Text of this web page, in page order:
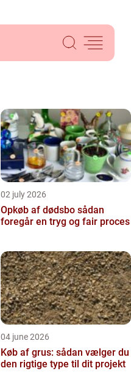
02 july 2026
Opkøb af dødsbo sådan
foregår en tryg og fair proces
04 june 2026
Køb af grus: sådan vælger du
den rigtige type til dit projekt